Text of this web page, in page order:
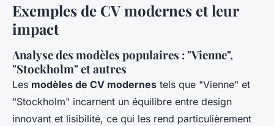
Exemples de CV modernes et leur
impact
Analyse des modèles populaires : "Vienne",
"Stockholm" et autres
Les modèles de CV modernes tels que "Vienne" et
"Stockholm" incarnent un équilibre entre design
innovant et lisibilité, ce qui les rend particulièrement